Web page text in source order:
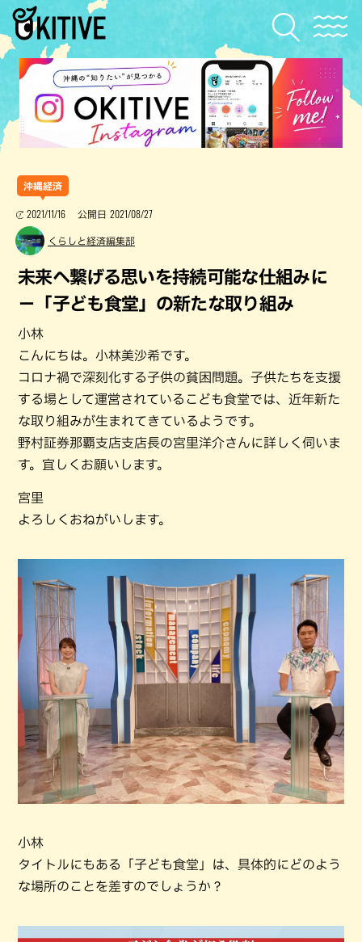
沖縄経済
2021/11/16 公開日 2021/08/27
くらしと経済編集部
未来へ繋げる思いを持続可能な仕組みに
−「子ども食堂」の新たな取り組み
小林
こんにちは。小林美沙希です。
コロナ禍で深刻化する子供の貧困問題。子供たちを支援
する場として運営されているこども食堂では、近年新た
な取り組みが生まれてきているようです。
野村証券那覇支店支店長の宮里洋介さんに詳しく伺いま
す。宜しくお願いします。
宮里
よろしくおねがいします。
小林
タイトルにもある「子ども食堂」は、具体的にどのよう
な場所のことを差すのでしょうか？